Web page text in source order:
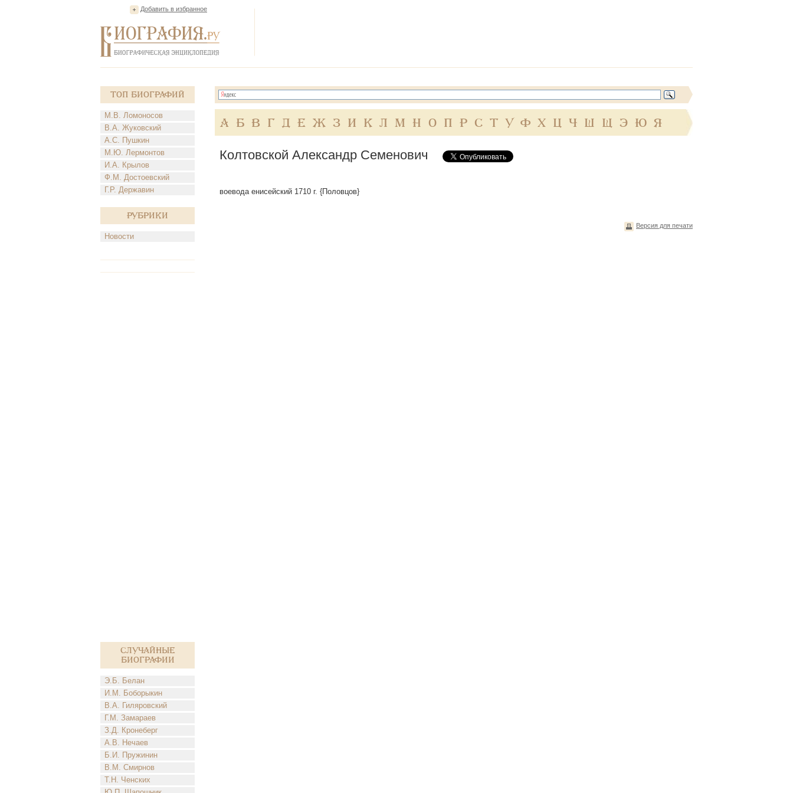
Добавить в избранное
Топ Биографий
М.В. Ломоносов
В.А. Жуковский
А.С. Пушкин
М.Ю. Лермонтов
И.А. Крылов
Ф.М. Достоевский
Г.Р. Державин
Рубрики
Новости
Случайные
биографии
Э.Б. Белан
И.М. Боборыкин
В.А. Гиляровский
Г.М. Замараев
З.Д. Кронеберг
А.В. Нечаев
Б.И. Пружинин
В.М. Смирнов
Т.Н. Ченских
А Б В Г Д Е Ж З И К Л М Н О П Р С Т У Ф Х Ц Ч Ш Щ Э Ю Я
Колтовской Александр Семенович
воевода енисейский 1710 г. {Половцов}
Версия для печати